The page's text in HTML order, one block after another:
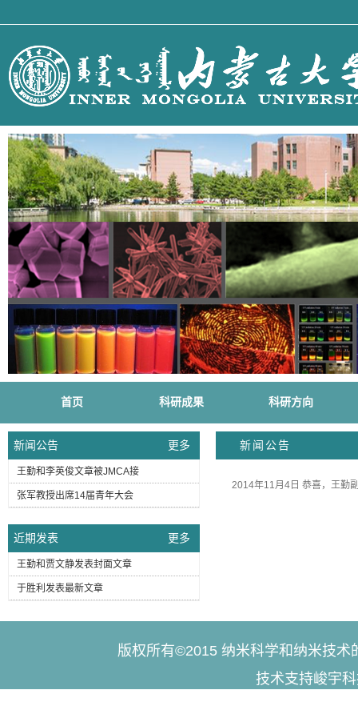
首页 科研成果 科研方向
新闻公告 更多
王勤和李英俊文章被JMCA接
张军教授出席14届青年大会
近期发表 更多
王勤和贾文静发表封面文章
于胜利发表最新文章
新闻公告
2014年11月4日 恭喜，王勤
版权所有©2015 纳米科学和纳米技
技术支持峻宇